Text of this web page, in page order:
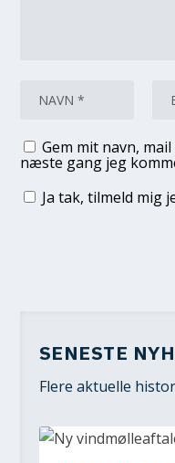
Gem mit navn,
næste gang jeg
Ja tak, tilmeld mig
SENESTE
Flere aktuelle